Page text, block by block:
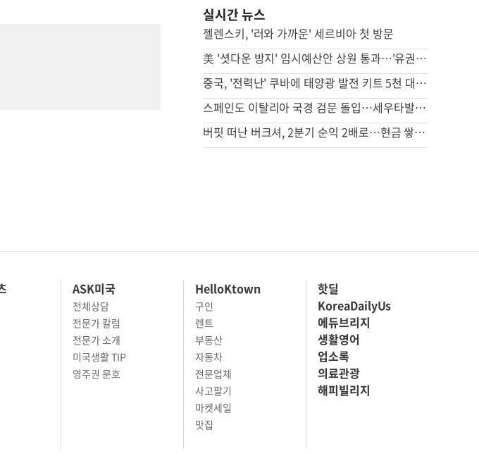
실시간 뉴스
젤렌스키, '러와 가까운' 세르비아 첫 방문
美 '셧다운 방지' 임시예산안 상원 통과…'유권자 ID법'은 좌절
중국, '전력난' 쿠바에 태양광 발전 키트 5천 대 기증
스페인도 이탈리아 국경 검문 돌입…세우타발 갈등 고조
버핏 떠난 버크셔, 2분기 순익 2배로…현금 쌓기서 투자로 전환
ASK미국
전체상담
전문가 칼럼
전문가 소개
HelloKtown
구인
렌트
부동산
자동차
전문업체
사고팔기
핫딜
KoreaDailyUs
에듀브리지
생활영어
업소록